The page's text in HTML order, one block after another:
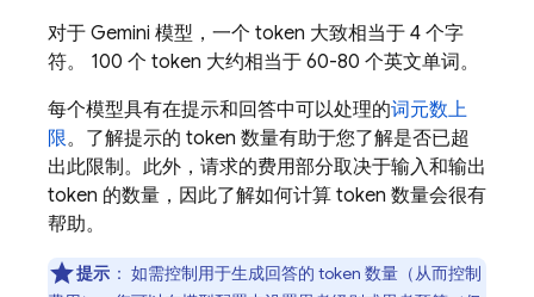
对于 Gemini 模型，一个 token 大致相当于 4 个字
符。 100 个 token 大约相当于 60-80 个英文单词。
每个模型具有在提示和回答中可以处理的词元数上
限。了解提示的 token 数量有助于您了解是否已超
出此限制。此外，请求的费用部分取决于输入和输出
token 的数量，因此了解如何计算 token 数量会很有
帮助。
提示 ： 如需控制用于生成回答的 token 数量（从而控制